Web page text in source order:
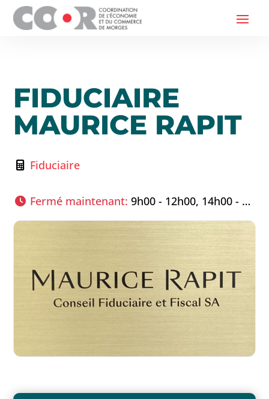
FIDUCIAIRE
MAURICE RAPIT
Fiduciaire
Fermé maintenant: 9h00 - 12h00, 14h00 - 17h00